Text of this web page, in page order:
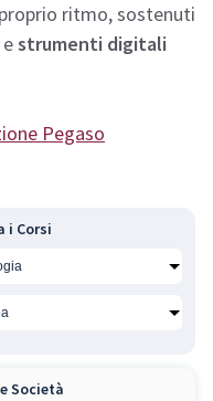
ritmo, sostenuti
estrumenti digitali
Pegaso
i Corsi
Società